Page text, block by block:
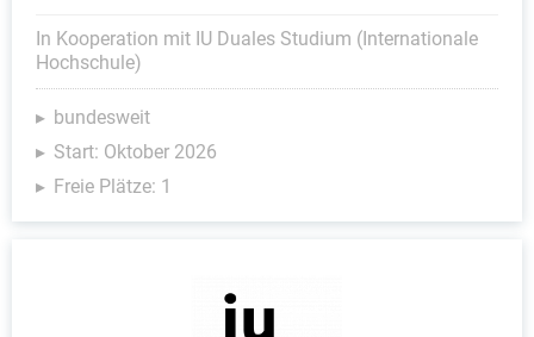
In Kooperation mit IU Duales Studium (Internationale
Hochschule)
bundesweit
Start: Oktober 2026
Freie Plätze: 1